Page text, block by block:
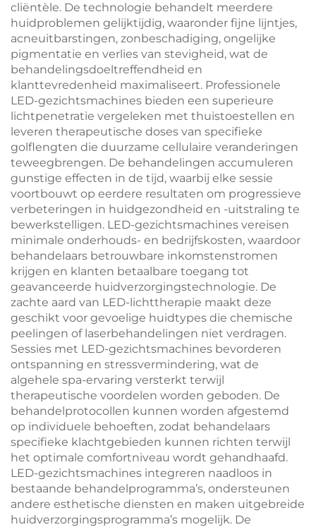
cliëntèle. De technologie behandelt meerdere
huidproblemen gelijktijdig, waaronder fijne lijntjes,
acneuitbarstingen, zonbeschadiging, ongelijke
pigmentatie en verlies van stevigheid, wat de
behandelingsdoeltreffendheid en
klanttevredenheid maximaliseert. Professionele
LED-gezichtsmachines bieden een superieure
lichtpenetratie vergeleken met thuistoestellen en
leveren therapeutische doses van specifieke
golflengten die duurzame cellulaire veranderingen
teweegbrengen. De behandelingen accumuleren
gunstige effecten in de tijd, waarbij elke sessie
voortbouwt op eerdere resultaten om progressieve
verbeteringen in huidgezondheid en -uitstraling te
bewerkstelligen. LED-gezichtsmachines vereisen
minimale onderhouds- en bedrijfskosten, waardoor
behandelaars betrouwbare inkomstenstromen
krijgen en klanten betaalbare toegang tot
geavanceerde huidverzorgingstechnologie. De
zachte aard van LED-lichttherapie maakt deze
geschikt voor gevoelige huidtypes die chemische
peelingen of laserbehandelingen niet verdragen.
Sessies met LED-gezichtsmachines bevorderen
ontspanning en stressvermindering, wat de
algehele spa-ervaring versterkt terwijl
therapeutische voordelen worden geboden. De
behandelprotocollen kunnen worden afgestemd
op individuele behoeften, zodat behandelaars
specifieke klachtgebieden kunnen richten terwijl
het optimale comfortniveau wordt gehandhaafd.
LED-gezichtsmachines integreren naadloos in
bestaande behandelprogramma’s, ondersteunen
andere esthetische diensten en maken uitgebreide
huidverzorgingsprogramma’s mogelijk. De